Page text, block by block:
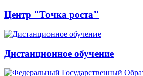
Центр "Точка роста"
Дистанционное обучение